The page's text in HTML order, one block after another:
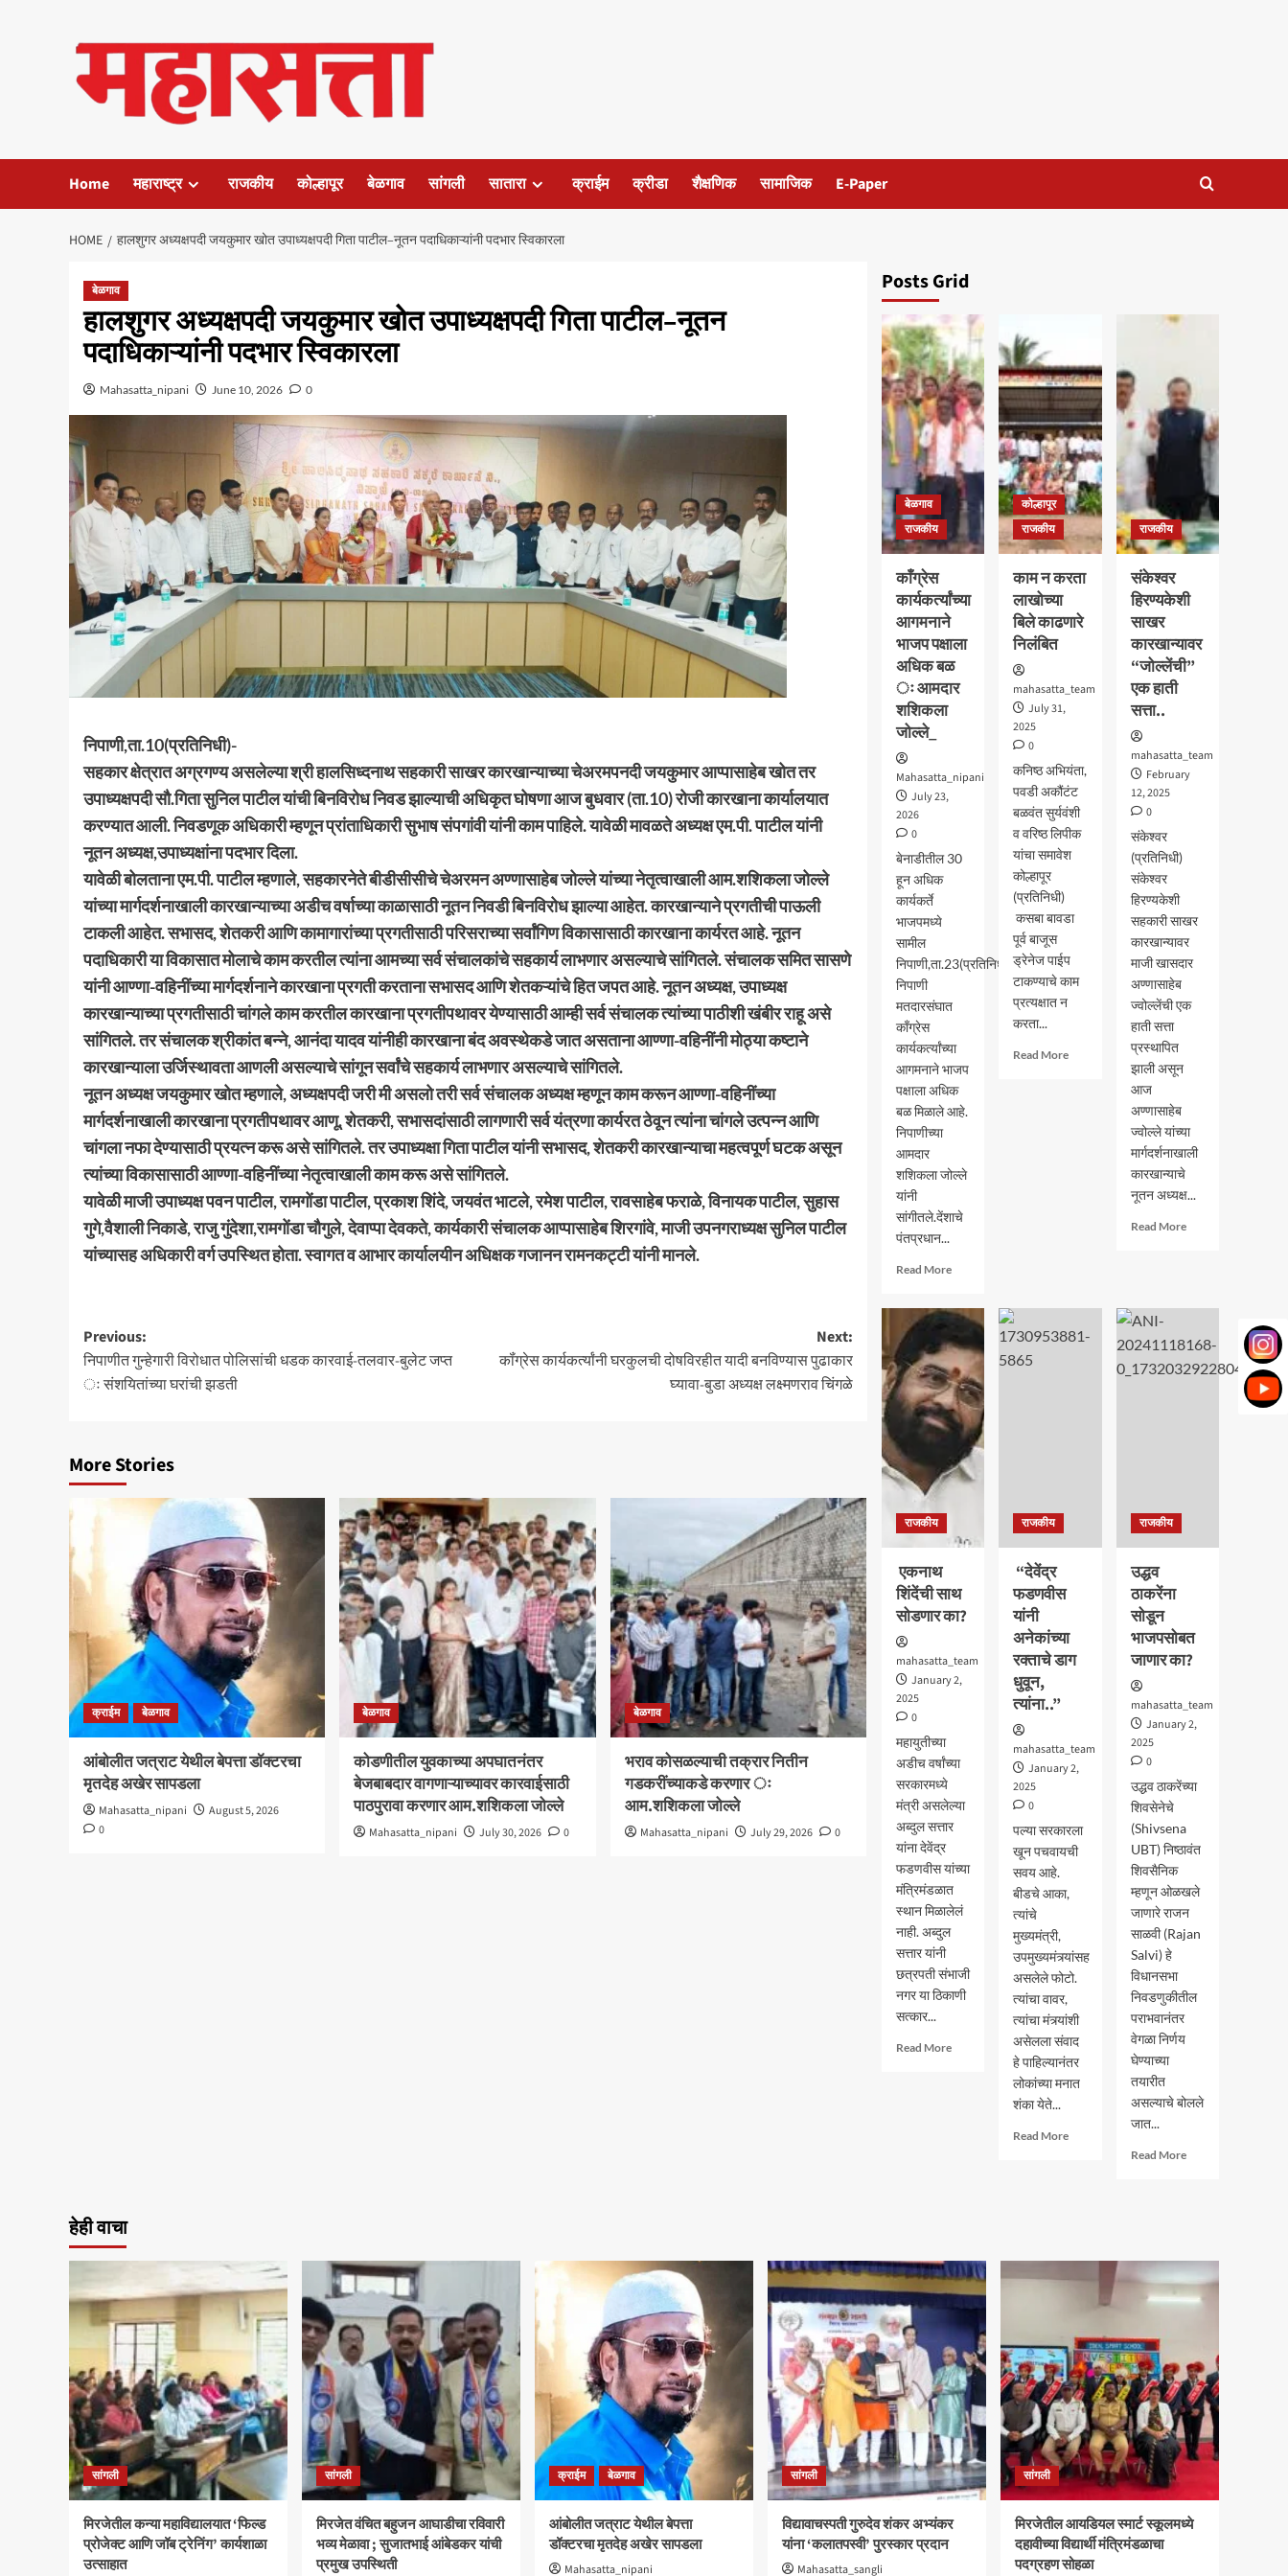
Home महाराष्ट्र राजकीय कोल्हापूर बेळगाव सांगली सातारा क्राईम क्रीडा शैक्षणिक सामाजिक E-Paper
HOME हालशुगर अध्यक्षपदी जयकुमार खोत उपाध्यक्षपदी गिता पाटील–नूतन पदाधिकाऱ्यांनी पदभार स्विकारला
बेळगाव
हालशुगर अध्यक्षपदी जयकुमार खोत उपाध्यक्षपदी गिता पाटील–नूतन
पदाधिकाऱ्यांनी पदभार स्विकारला
Mahasatta_nipani June 10, 2026 0
निपाणी,ता.10(प्रतिनिधी)-
सहकार क्षेत्रात अग्रगण्य असलेल्या श्री हालसिध्दनाथ सहकारी साखर कारखान्याच्या चेअरमपनदी जयकुमार आप्पासाहेब खोत तर
उपाध्यक्षपदी सौ.गिता सुनिल पाटील यांची बिनविरोध निवड झाल्याची अधिकृत घोषणा आज बुधवार (ता.10) रोजी कारखाना कार्यालयात
करण्यात आली. निवडणूक अधिकारी म्हणून प्रांताधिकारी सुभाष संपगांवी यांनी काम पाहिले. यावेळी मावळते अध्यक्ष एम.पी. पाटील यांनी
नूतन अध्यक्ष,उपाध्यक्षांना पदभार दिला.
यावेळी बोलताना एम.पी. पाटील म्हणाले, सहकारनेते बीडीसीसीचे चेअरमन अण्णासाहेब जोल्ले यांच्या नेतृत्वाखाली आम.शशिकला जोल्ले
यांच्या मार्गदर्शनाखाली कारखान्याच्या अडीच वर्षाच्या काळासाठी नूतन निवडी बिनविरोध झाल्या आहेत. कारखान्याने प्रगतीची पाऊली
टाकली आहेत. सभासद, शेतकरी आणि कामागारांच्या प्रगतीसाठी परिसराच्या सर्वांगिण विकासासाठी कारखाना कार्यरत आहे. नूतन
पदाधिकारी या विकासात मोलाचे काम करतील त्यांना आमच्या सर्व संचालकांचे सहकार्य लाभणार असल्याचे सांगितले. संचालक समित सासणे
यांनी आण्णा-वहिनींच्या मार्गदर्शनाने कारखाना प्रगती करताना सभासद आणि शेतकऱ्यांचे हित जपत आहे. नूतन अध्यक्ष, उपाध्यक्ष
कारखान्याच्या प्रगतीसाठी चांगले काम करतील कारखाना प्रगतीपथावर येण्यासाठी आम्ही सर्व संचालक त्यांच्या पाठीशी खंबीर राहू असे
सांगितले. तर संचालक श्रीकांत बन्ने, आनंदा यादव यांनीही कारखाना बंद अवस्थेकडे जात असताना आण्णा-वहिनींनी मोठ्या कष्टाने
कारखान्याला उर्जिस्थावता आणली असल्याचे सांगून सर्वांचे सहकार्य लाभणार असल्याचे सांगितले.
नूतन अध्यक्ष जयकुमार खोत म्हणाले, अध्यक्षपदी जरी मी असलो तरी सर्व संचालक अध्यक्ष म्हणून काम करून आण्णा-वहिनींच्या
मार्गदर्शनाखाली कारखाना प्रगतीपथावर आणू. शेतकरी, सभासदांसाठी लागणारी सर्व यंत्रणा कार्यरत ठेवून त्यांना चांगले उत्पन्न आणि
चांगला नफा देण्यासाठी प्रयत्न करू असे सांगितले. तर उपाध्यक्षा गिता पाटील यांनी सभासद, शेतकरी कारखान्याचा महत्वपूर्ण घटक असून
त्यांच्या विकासासाठी आण्णा-वहिनींच्या नेतृत्वाखाली काम करू असे सांगितले.
यावेळी माजी उपाध्यक्ष पवन पाटील, रामगोंडा पाटील, प्रकाश शिंदे, जयवंत भाटले, रमेश पाटील, रावसाहेब फराळे, विनायक पाटील, सुहास
गुगे,वैशाली निकाडे, राजु गुंदेशा,रामगोंडा चौगुले, देवाप्पा देवकते, कार्यकारी संचालक आप्पासाहेब शिरगांवे, माजी उपनगराध्यक्ष सुनिल पाटील
यांच्यासह अधिकारी वर्ग उपस्थित होता. स्वागत व आभार कार्यालयीन अधिक्षक गजानन रामनकट्टी यांनी मानले.
Post
navigation
Previous:
निपाणीत गुन्हेगारी विरोधात पोलिसांची धडक कारवाई-तलवार-बुलेट जप्त
ः संशयितांच्या घरांची झडती
Next:
कॉंग्रेस कार्यकर्त्यांनी घरकुलची दोषविरहीत यादी बनविण्यास पुढाकार
घ्यावा-बुडा अध्यक्ष लक्ष्मणराव चिंगळे
More Stories
क्राईम बेळगाव
आंबोलीत जत्राट येथील बेपत्ता डॉक्टरचा
मृतदेह अखेर सापडला
Mahasatta_nipani
August 5, 2026
0
बेळगाव
कोडणीतील युवकाच्या अपघातनंतर
बेजबाबदार वागणाऱ्याच्यावर कारवाईसाठी
पाठपुरावा करणार आम.शशिकला जोल्ले
Mahasatta_nipani July 30, 2026 0
बेळगाव
भराव कोसळल्याची तक्रार नितीन
गडकरींच्याकडे करणार ः
आम.शशिकला जोल्ले
Mahasatta_nipani July 29, 2026 0
Posts Grid
बेळगाव
राजकीय
काँग्रेस
कार्यकर्त्यांच्या
आगमनाने
भाजप पक्षाला
अधिक बळ
ः आमदार
शशिकला
जोल्ले_
Mahasatta_nipani
July 23,
2026
0
बेनाडीतील 30
हून अधिक
कार्यकर्ते
भाजपमध्ये
सामील
निपाणी,ता.23(प्रतिनिधी)-
निपाणी
मतदारसंघात
काँग्रेस
कार्यकर्त्यांच्या
आगमनाने भाजप
पक्षाला अधिक
बळ मिळाले आहे.
निपाणीच्या
आमदार
शशिकला जोल्ले
यांनी
सांगीतले.देंशाचे
पंतप्रधान...
Read MoreRead
काँग्रेस
कार्यकर्त्यांच्या
आगमनाने
भाजप
पक्षाला
अधिक
बळ
आमदार
शशिकला
कोल्हापूर
राजकीय
काम न करता
लाखोच्या
बिले काढणारे
निलंबित
mahasatta_team
July 31,
2025
0
कनिष्ठ अभियंता,
पवडी अकौंटंट
बळवंत सुर्यवंशी
व वरिष्ठ लिपीक
यांचा समावेश
कोल्हापूर
(प्रतिनिधी)
कसबा बावडा
पूर्व बाजूस
ड्रेनेज पाईप
टाकण्याचे काम
प्रत्यक्षात न
करता...
Read MoreRead
राजकीय
संकेश्वर
हिरण्यकेशी
साखर
कारखान्यावर
“जोल्लेंची”
एक हाती
सत्ता..
mahasatta_team
February
12, 2025
0
संकेश्वर
(प्रतिनिधी)
संकेश्वर
हिरण्यकेशी
सहकारी साखर
कारखान्यावर
माजी खासदार
अण्णासाहेब
ज्वोल्लेंची एक
हाती सत्ता
प्रस्थापित
झाली असून
आज
अण्णासाहेब
ज्वोल्ले यांच्या
मार्गदर्शनाखाली
कारखान्याचे
नूतन अध्यक्ष...
Read MoreRead
“जोल्लेंची”
एक
राजकीय
एकनाथ
शिंदेंची साथ
सोडणार का?
mahasatta_team
January 2,
2025
0
महायुतीच्या
अडीच वर्षांच्या
सरकारमध्ये
मंत्री असलेल्या
अब्दुल सत्तार
यांना देवेंद्र
फडणवीस यांच्या
मंत्रिमंडळात
स्थान मिळालेलं
नाही. अब्दुल
सत्तार यांनी
छत्रपती संभाजी
नगर या ठिकाणी
सत्कार...
Read MoreRead
राजकीय
“देवेंद्र
फडणवीस
यांनी
अनेकांच्या
रक्ताचे डाग
धुवून,
त्यांना..”
mahasatta_team
January 2,
2025
0
पल्या सरकारला
खून पचवायची
सवय आहे.
बीडचे आका,
त्यांचे
मुख्यमंत्री,
उपमुख्यमंत्र्यांसह
असलेले फोटो.
त्यांचा वावर,
त्यांचा मंत्र्यांशी
असेलला संवाद
हे पाहिल्यानंतर
लोकांच्या मनात
शंका येते...
Read MoreRead
रक्ताचे
डाग
राजकीय
उद्धव
ठाकरेंना
सोडून
भाजपसोबत
जाणार का?
mahasatta_team
January 2,
2025
0
उद्धव ठाकरेंच्या
शिवसेनेचे
(Shivsena
UBT) निष्ठावंत
शिवसैनिक
म्हणून ओळखले
जाणारे राजन
साळवी (Rajan
Salvi) हे
विधानसभा
निवडणुकीतील
पराभवानंतर
वेगळा निर्णय
घेण्याच्या
तयारीत
असल्याचे बोलले
जात...
Read MoreRead
भाजपसोबत
जाणार
का?
हेही वाचा
सांगली
मिरजेतील कन्या महाविद्यालयात ‘फिल्ड
प्रोजेक्ट आणि जॉब ट्रेनिंग’ कार्यशाळा
उत्साहात
सांगली
मिरजेत वंचित बहुजन आघाडीचा रविवारी
भव्य मेळावा ; सुजातभाई आंबेडकर यांची
प्रमुख उपस्थिती
क्राईम बेळगाव
आंबोलीत जत्राट येथील बेपत्ता
डॉक्टरचा मृतदेह अखेर सापडला
Mahasatta_nipani
सांगली
विद्यावाचस्पती गुरुदेव शंकर अभ्यंकर
यांना ‘कलातपस्वी’ पुरस्कार प्रदान
Mahasatta_sangli
सांगली
मिरजेतील आयडियल स्मार्ट स्कूलमध्ये
दहावीच्या विद्यार्थी मंत्रिमंडळाचा
पदग्रहण सोहळा